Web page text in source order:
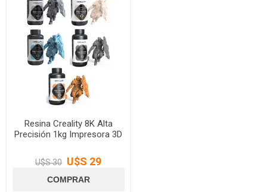
Resina Creality 8K Alta
Precisión 1kg Impresora 3D
U$S 30 U$S 29